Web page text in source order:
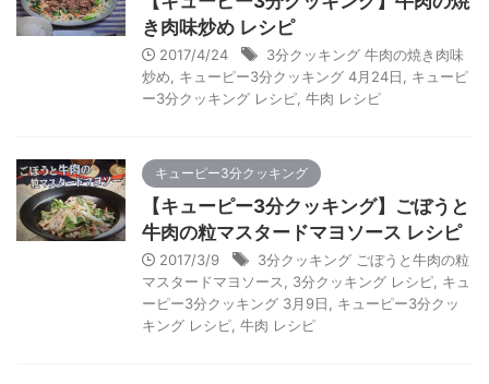
き肉味炒め レシピ
2017/4/24
3分クッキング 牛肉の焼き肉味
炒め
キューピー3分クッキング 4月24日
キューピ
ー3分クッキング レシピ 牛肉 レシピ
キューピー3分クッキング
【キューピー3分クッキング】ごぼうと
牛肉の粒マスタードマヨソース レシピ
2017/3/9
3分クッキング ごぼうと牛肉の粒
マスタードマヨソース
3分クッキング レシピ キュ
ーピー3分クッキング 3月9日
キューピー3分クッ
キング レシピ 牛肉 レシピ